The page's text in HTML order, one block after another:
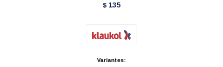
$ 135
Variantes: